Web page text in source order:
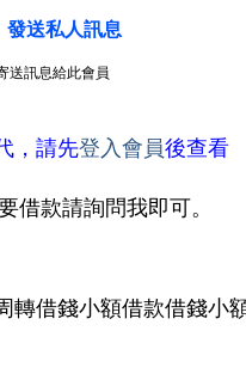
發送私人訊息
送訊息給此會員
，請先登入會員後查看
借款請詢問我即可。
轉借錢小額借款借錢小